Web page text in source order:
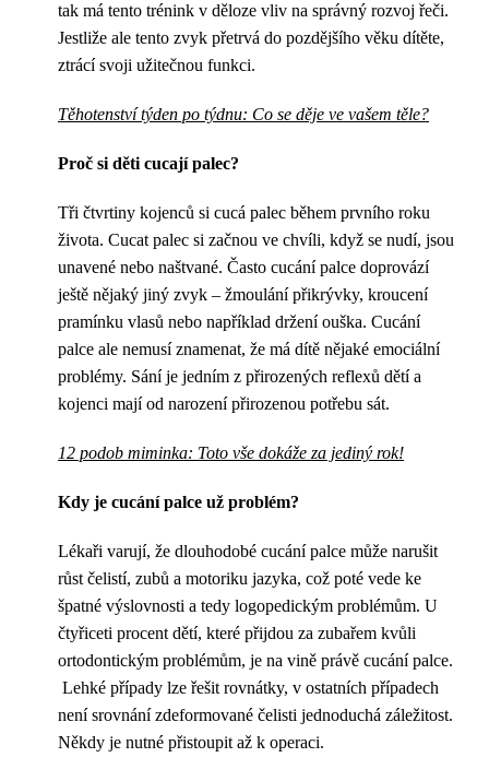
tak má tento trénink v děloze vliv na správný rozvoj řeči.
Jestliže ale tento zvyk přetrvá do pozdějšího věku dítěte,
ztrácí svoji užitečnou funkci.
Těhotenství týden po týdnu: Co se děje ve vašem těle?
Proč si děti cucají palec?
Tři čtvrtiny kojenců si cucá palec během prvního roku
života. Cucat palec si začnou ve chvíli, když se nudí, jsou
unavené nebo naštvané. Často cucání palce doprovází
ještě nějaký jiný zvyk – žmoulání přikrývky, kroucení
pramínku vlasů nebo například držení ouška. Cucání
palce ale nemusí znamenat, že má dítě nějaké emociální
problémy. Sání je jedním z přirozených reflexů dětí a
kojenci mají od narození přirozenou potřebu sát.
12 podob miminka: Toto vše dokáže za jediný rok!
Kdy je cucání palce už problém?
Lékaři varují, že dlouhodobé cucání palce může narušit
růst čelistí, zubů a motoriku jazyka, což poté vede ke
špatné výslovnosti a tedy logopedickým problémům. U
čtyřiceti procent dětí, které přijdou za zubařem kvůli
ortodontickým problémům, je na vině právě cucání palce.
Lehké případy lze řešit rovnátky, v ostatních případech
není srovnání zdeformované čelisti jednoduchá záležitost.
Někdy je nutné přistoupit až k operaci.